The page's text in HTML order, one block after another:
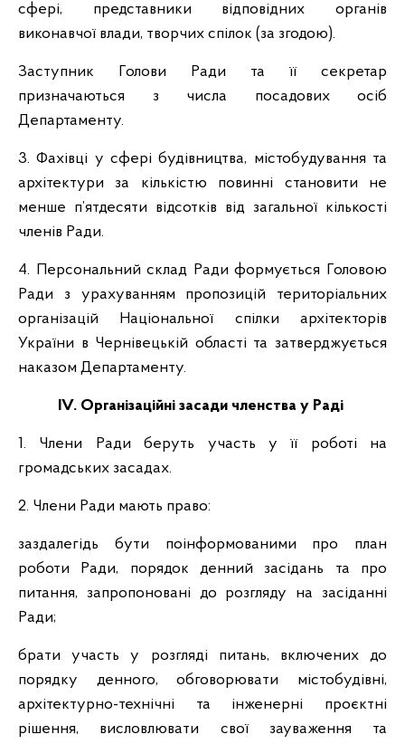
сфері, представники відповідних органів
виконавчої влади, творчих спілок (за згодою).
Заступник Голови Ради та її секретар
призначаються з числа посадових осіб
Департаменту.
3. Фахівці у сфері будівництва, містобудування та
архітектури за кількістю повинні становити не
менше п’ятдесяти відсотків від загальної кількості
членів Ради.
4. Персональний склад Ради формується Головою
Ради з урахуванням пропозицій територіальних
організацій Національної спілки архітекторів
України в Чернівецькій області та затверджується
наказом Департаменту.
IV. Організаційні засади членства у Раді
1. Члени Ради беруть участь у її роботі на
громадських засадах.
2. Члени Ради мають право:
заздалегідь бути поінформованими про план
роботи Ради, порядок денний засідань та про
питання, запропоновані до розгляду на засіданні
Ради;
брати участь у розгляді питань, включених до
порядку денного, обговорювати містобудівні,
архітектурно-технічні та інженерні проєктні
рішення, висловлювати свої зауваження та